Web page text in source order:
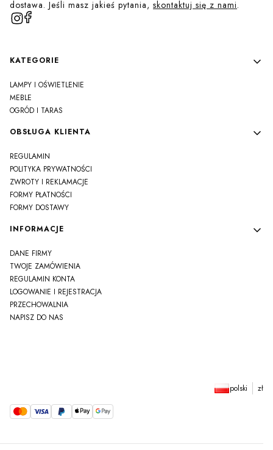
dostawa. Jeśli masz jakieś pytania, skontaktuj się z nami.
Linki w stopce
KATEGORIE
LAMPY I OŚWIETLENIE
MEBLE
OGRÓD I TARAS
OBSŁUGA KLIENTA
REGULAMIN
POLITYKA PRYWATNOŚCI
ZWROTY I REKLAMACJE
FORMY PŁATNOŚCI
FORMY DOSTAWY
INFORMACJE
DANE FIRMY
TWOJE ZAMÓWIENIA
REGULAMIN KONTA
LOGOWANIE I REJESTRACJA
PRZECHOWALNIA
NAPISZ DO NAS
polski zł